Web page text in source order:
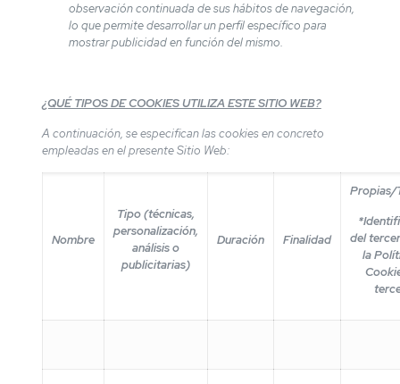
observación continuada de sus hábitos de navegación,
lo que permite desarrollar un perfil específico para
mostrar publicidad en función del mismo.
¿QUÉ TIPOS DE COOKIES UTILIZA ESTE SITIO WEB?
A continuación, se especifican las cookies en concreto
empleadas en el presente Sitio Web:
Nombre
Tipo (técnicas,
personalización,
análisis o
publicitarias)
Duración Finalidad
Propias/
del
la